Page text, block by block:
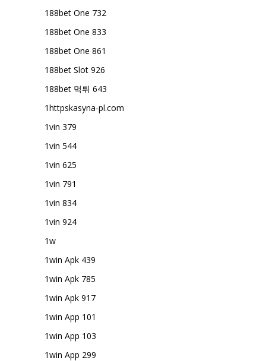
188bet One 732
188bet One 833
188bet One 861
188bet Slot 926
188bet 먹튀 643
1httpskasyna-pl.com
1vin 379
1vin 544
1vin 625
1vin 791
1vin 834
1vin 924
1w
1win Apk 439
1win Apk 785
1win Apk 917
1win App 101
1win App 103
1win App 299